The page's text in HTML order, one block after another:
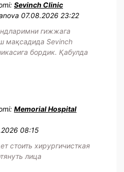
Sevinch Clinic
07.08.2026 23:22
гижжага
мақсадида Sevinch
бордик. Қабулда
Memorial Hospital
08:15
стоить хирургичисткая
лица